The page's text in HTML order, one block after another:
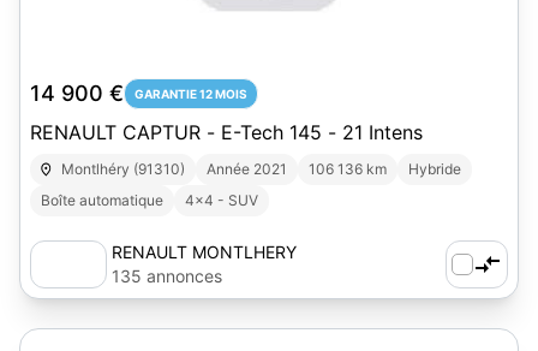
14 900 € GARANTIE 12 MOIS
RENAULT CAPTUR - E-Tech 145 - 21 Intens
Montlhéry (91310) Année 2021 106 136 km
Hybride
Boîte automatique
4x4 - SUV
RENAULT MONTLHERY
135 annonces